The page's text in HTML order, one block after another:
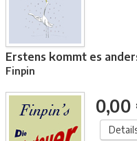
Erstens kommt es
Finpin
0,00